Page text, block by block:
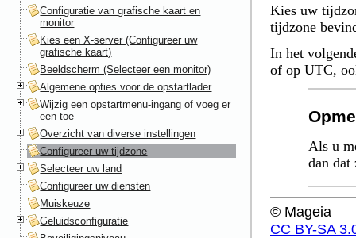
Kies uw
tijdzone
In het
of op UTC,
Als u
dan
© Mageia
CC BY-SA
Configuratie van grafische kaart en
monitor
Kies een X-server (Configureer uw
grafische kaart)
Beeldscherm (Selecteer een monitor)
Algemene opties voor de opstartlader
Wijzig een opstartmenu-ingang of voeg er
een toe
Overzicht van diverse instellingen
Configureer uw tijdzone
Selecteer uw land
Configureer uw diensten
Muiskeuze
Geluidsconfiguratie